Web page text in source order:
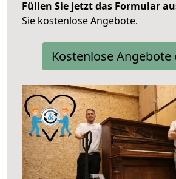
Füllen Sie jetzt das Formular
Sie kostenlose Angebote.
Kostenlose Angebote